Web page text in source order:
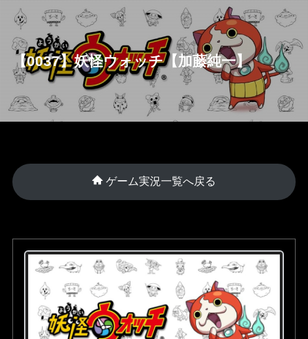
【0037】妖怪ウォッチ【加藤純一】
ゲーム実況一覧へ戻る